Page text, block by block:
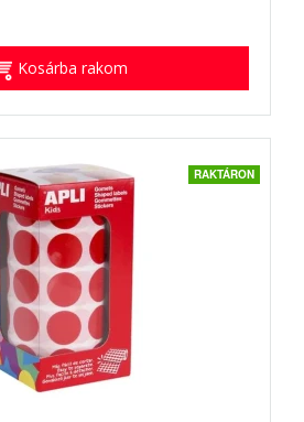
Kosárba rakom
RAKTÁRON